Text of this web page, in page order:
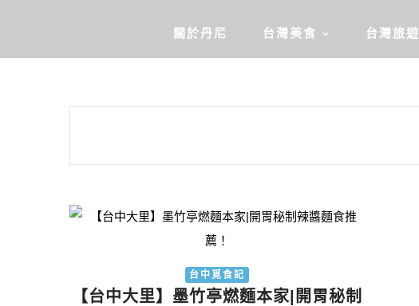
關於丹尼 台灣美食 台灣旅遊
台中覓食記
【台中大里】墨竹亭燃麵本家|開胃秘制